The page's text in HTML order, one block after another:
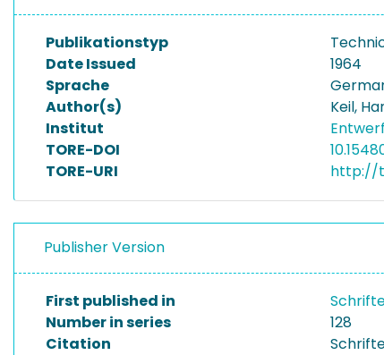
Publikationstyp
Date Issued
1964
Sprache
Author(s)
Keil,
Institut
TORE-DOI
TORE-URI
http://
Publisher Version
First published in
Number in series
128
Citation